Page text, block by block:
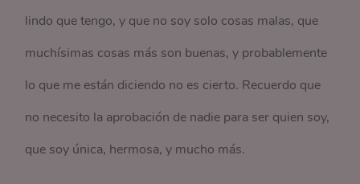
lindo que tengo, y que no soy solo cosas malas, que
muchísimas cosas más son buenas, y probablemente
lo que me están diciendo no es cierto. Recuerdo que
no necesito la aprobación de nadie para ser quien soy,
que soy única, hermosa, y mucho más.